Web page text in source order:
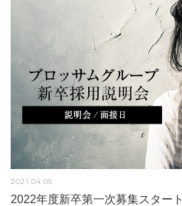
2021.04.05
2022年度新卒第一次募集スター